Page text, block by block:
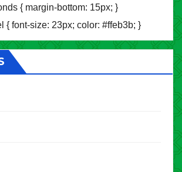
{ margin-bottom: 15px; }
{ font-size: 23px; color: #ffeb3b; }